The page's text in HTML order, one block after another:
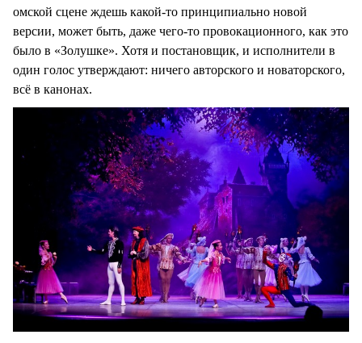
омской сцене ждешь какой-то принципиально новой
версии, может быть, даже чего-то провокационного, как это
было в «Золушке». Хотя и постановщик, и исполнители в
один голос утверждают: ничего авторского и новаторского,
всё в канонах.